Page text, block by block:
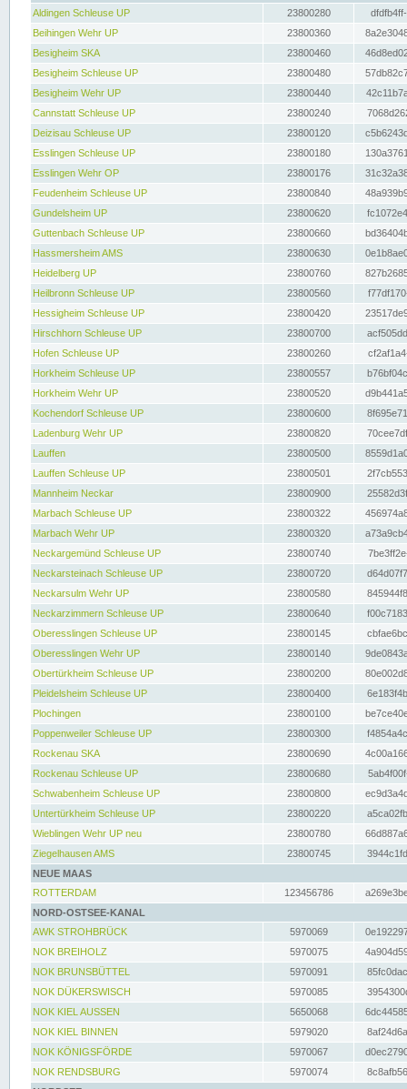
Aldingen Schleuse UP
23800280
Beihingen Wehr UP
23800360
Besigheim SKA
23800460
Besigheim Schleuse UP
23800480
Besigheim Wehr UP
23800440
Cannstatt Schleuse UP
23800240
Deizisau Schleuse UP
23800120
Esslingen Schleuse UP
23800180
Esslingen Wehr OP
23800176
Feudenheim Schleuse UP
23800840
Gundelsheim UP
23800620
Guttenbach Schleuse UP
23800660
Hassmersheim AMS
23800630
Heidelberg UP
23800760
Heilbronn Schleuse UP
23800560
Hessigheim Schleuse UP
23800420
Hirschhorn Schleuse UP
23800700
Hofen Schleuse UP
23800260
Horkheim Schleuse UP
23800557
Horkheim Wehr UP
23800520
Kochendorf Schleuse UP
23800600
Ladenburg Wehr UP
23800820
Lauffen
23800500
Lauffen Schleuse UP
23800501
Mannheim Neckar
23800900
Marbach Schleuse UP
23800322
Marbach Wehr UP
23800320
Neckargemünd Schleuse UP
23800740
Neckarsteinach Schleuse UP
23800720
Neckarsulm Wehr UP
23800580
Neckarzimmern Schleuse UP
23800640
Oberesslingen Schleuse UP
23800145
Oberesslingen Wehr UP
23800140
Obertürkheim Schleuse UP
23800200
Pleidelsheim Schleuse UP
23800400
Plochingen
23800100
Poppenweiler Schleuse UP
23800300
Rockenau SKA
23800690
Rockenau Schleuse UP
23800680
Schwabenheim Schleuse UP
23800800
Untertürkheim Schleuse UP
23800220
Wieblingen Wehr UP neu
23800780
Ziegelhausen AMS
23800745
NEUE MAAS
ROTTERDAM
123456786
NORD-OSTSEE-KANAL
AWK STROHBRÜCK
5970069
NOK BREIHOLZ
5970075
NOK BRUNSBÜTTEL
5970091
NOK DÜKERSWISCH
5970085
NOK KIEL AUSSEN
5650068
NOK KIEL BINNEN
5979020
NOK KÖNIGSFÖRDE
5970067
NOK RENDSBURG
5970074